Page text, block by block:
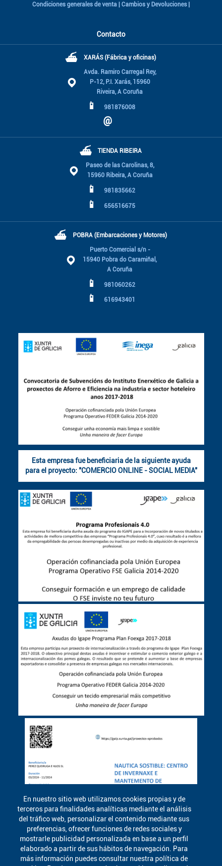
En nuestro sitio web utilizamos cookies propias y de
terceros para finalidades analíticas mediante el análisis
del tráfico web, personalizar el contenido mediante sus
preferencias, ofrecer funciones de redes sociales y
mostrarle publicidad personalizada en base a un perfil
elaborado a partir de sus hábitos de navegación. Para
más información puedes consultar nuestra política de
Condiciones generales de venta | Cambios y Devoluciones |
Contacto
⛴ XARÁS (Fábrica y oficinas)
Avda. Ramiro Carregal Rey,
P-12, P.I. Xarás, 15960
Riveira, A Coruña
📱 981876008
@
⛴ TIENDA RIBEIRA
Paseo de las Carolinas, 8,
15960 Ribeira, A Coruña
📱 981835662
📱 656516675
⛴ POBRA (Embarcaciones y Motores)
Puerto Comercial s/n -
15940 Pobra do Caramiñal,
A Coruña
📱 981060262
📱 616943401
Esta empresa fue beneficiaria de la siguiente ayuda
para el proyecto: "COMERCIO ONLINE - SOCIAL MEDIA"